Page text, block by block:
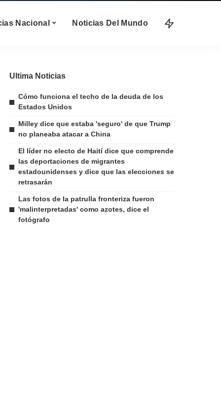
Nacional Noticias Del Mundo
Ultima Noticias
Cómo funciona el techo de la deuda de los
Estados Unidos
Milley dice que estaba 'seguro' de que Trump
no planeaba atacar a China
El líder no electo de Haití dice que comprende
las deportaciones de migrantes
estadounidenses y dice que las elecciones se
retrasarán
Las fotos de la patrulla fronteriza fueron
'malinterpretadas' como azotes, dice el
fotógrafo